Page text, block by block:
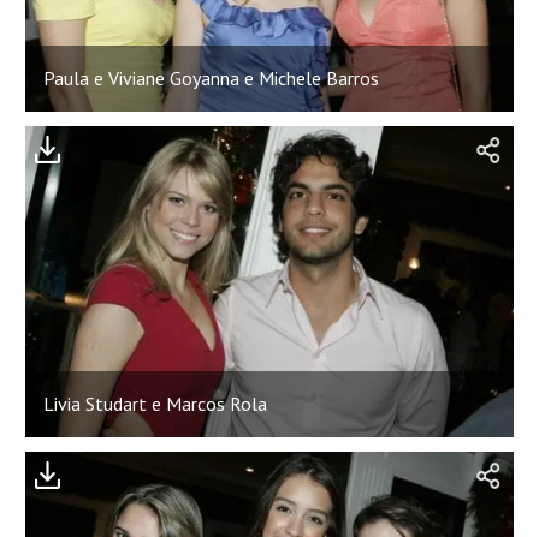
Paula e Viviane Goyanna e Michele Barros
Livia Studart e Marcos Rola